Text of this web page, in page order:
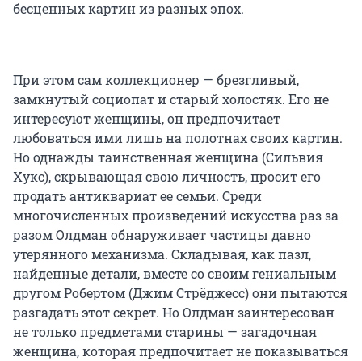
бесценных картин из разных эпох.
При этом сам коллекционер — брезгливый,
замкнутый социопат и старый холостяк. Его не
интересуют женщины, он предпочитает
любоваться ими лишь на полотнах своих картин.
Но однажды таинственная женщина (Сильвия
Хукс), скрывающая свою личность, просит его
продать антиквариат ее семьи. Среди
многочисленных произведений искусства раз за
разом Олдман обнаруживает частицы давно
утерянного механизма. Складывая, как пазл,
найденные детали, вместе со своим гениальным
другом Робертом (Джим Стрёджесс) они пытаются
разгадать этот секрет. Но Олдман заинтересован
не только предметами старины — загадочная
женщина, которая предпочитает не показываться